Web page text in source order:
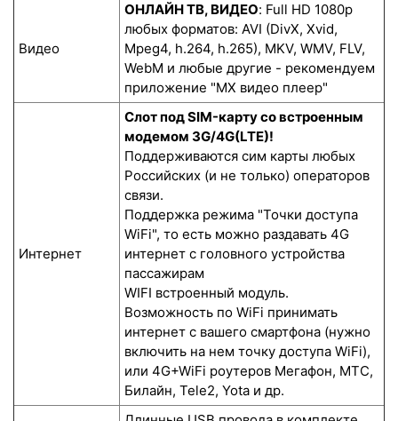
Видео
ОНЛАЙН ТВ, ВИДЕО: Full HD 1080p
любых форматов: AVI (DivX, Xvid,
Mpeg4, h.264, h.265), MKV, WMV, FLV,
WebM и любые другие - рекомендуем
приложение "MX видео плеер"
Интернет
Слот под SIM-карту со встроенным
модемом 3G/4G(LTE)!
Поддерживаются сим карты любых
Российских (и не только) операторов
связи.
Поддержка режима "Точки доступа
WiFi", то есть можно раздавать 4G
интернет с головного устройства
пассажирам
WIFI встроенный модуль.
Возможность по WiFi принимать
интернет с вашего смартфона (нужно
включить на нем точку доступа WiFi),
или 4G+WiFi роутеров Мегафон, МТС,
Билайн, Tele2, Yota и др.